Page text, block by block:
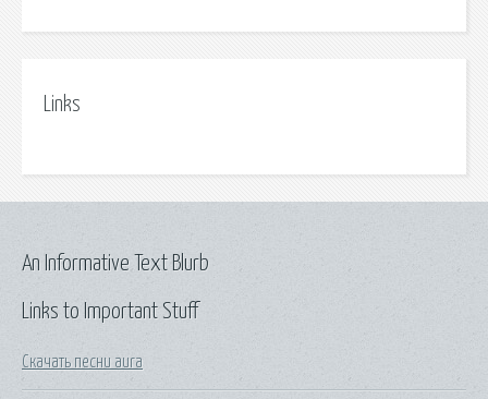
Links
Links to Important Stuff
Скачать песни aura
An Informative Text Blurb